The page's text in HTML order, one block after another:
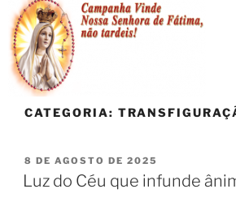
CATEGORIA:
8 DE AGOSTO DE 2025
Luz do Céu que infunde